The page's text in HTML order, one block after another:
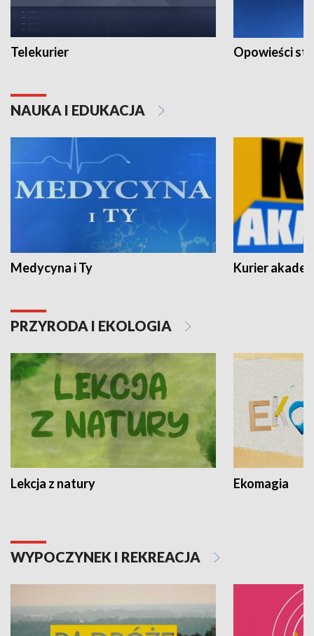
Telekurier Opowieści
NAUKA I EDUKACJA
Medycyna i Ty Kurier
PRZYRODA I EKOLOGIA
Lekcja z natury Ekomagia
WYPOCZYNEK I REKREACJA